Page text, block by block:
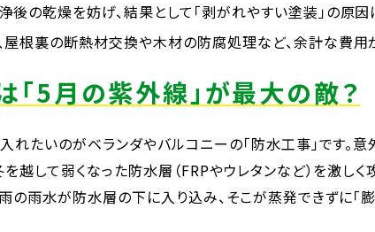
の乾燥を妨げ、結果として「剥がれやすい塗装」の原因
屋根裏の断熱材交換や木材の防腐処理など、余計な費用
5月の紫外線」が最大の敵？
れたいのがベランダやバルコニーの「防水工事」です。
越して弱くなった防水層（FRPやウレタンなど）を激し
の雨水が防水層の下に入り込み、そこが蒸発できずに「膨